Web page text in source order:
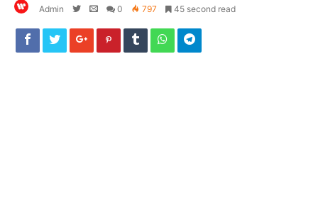
Admin 0 797 45 second read